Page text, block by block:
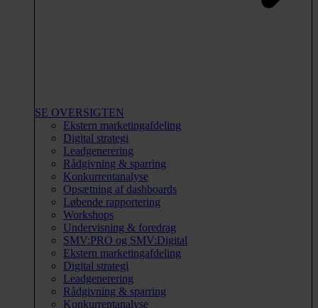
SE OVERSIGTEN
Ekstern marketingafdeling
Digital strategi
Leadgenerering
Rådgivning & sparring
Konkurrentanalyse
Opsætning af dashboards
Løbende rapportering
Workshops
Undervisning & foredrag
SMV:PRO og SMV:Digital
Ekstern marketingafdeling
Digital strategi
Leadgenerering
Rådgivning & sparring
Konkurrentanalyse